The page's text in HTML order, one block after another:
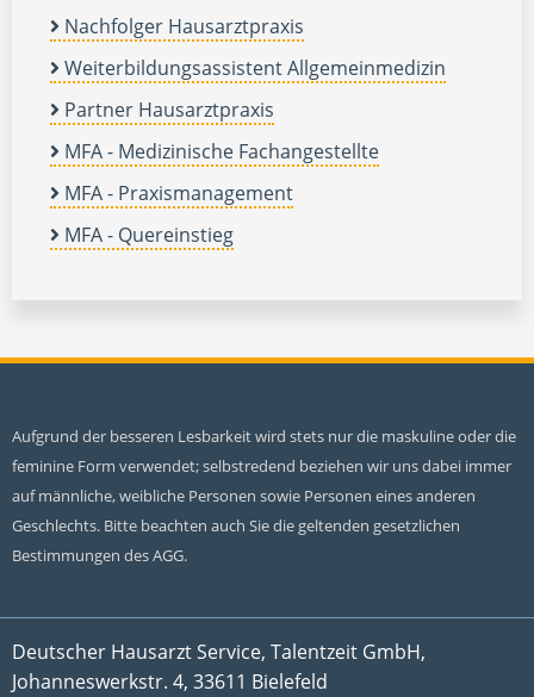
Nachfolger Hausarztpraxis
Weiterbildungsassistent Allgemeinmedizin
Partner Hausarztpraxis
MFA - Medizinische Fachangestellte
MFA - Praxismanagement
MFA - Quereinstieg
Aufgrund der besseren Lesbarkeit wird stets nur die maskuline oder die
feminine Form verwendet; selbstredend beziehen wir uns dabei immer
auf männliche, weibliche Personen sowie Personen eines anderen
Geschlechts. Bitte beachten auch Sie die geltenden gesetzlichen
Bestimmungen des AGG.
Deutscher Hausarzt Service, Talentzeit GmbH,
Johanneswerkstr. 4, 33611 Bielefeld